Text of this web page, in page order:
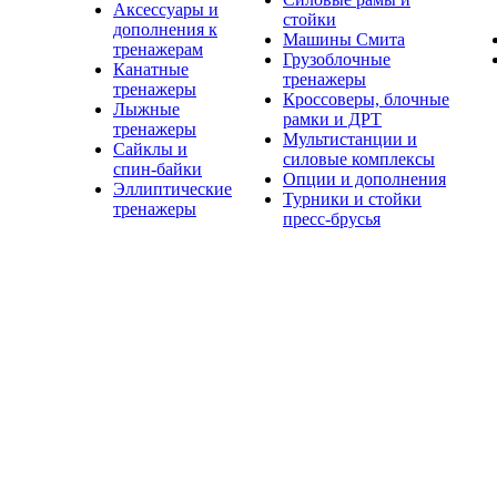
Аксессуары и
дополнения к
тренажерам
Канатные
тренажеры
Лыжные
тренажеры
Сайклы и
спин-байки
Эллиптические
тренажеры
стойки
Машины Смита
Грузоблочные
тренажеры
Кроссоверы, блочные
рамки и ДРТ
Мультистанции и
силовые комплексы
Опции и дополнения
Турники и стойки
пресс-брусья